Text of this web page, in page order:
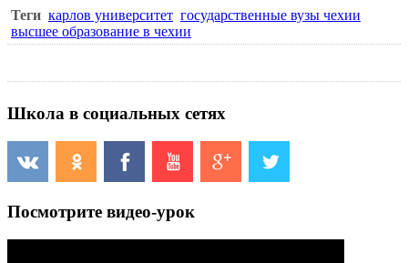
Теги карлов университет государственные вузы чехии
высшее образование в чехии
Школа в социальных сетях
Посмотрите видео-урок